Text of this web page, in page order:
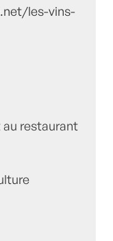
les-vins-
au restaurant